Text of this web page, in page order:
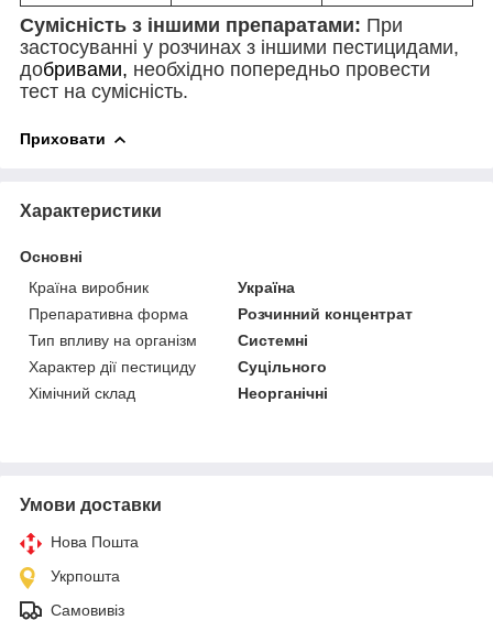
Сумісність з іншими препаратами: При
застосуванні у розчинах з іншими пестицидами,
добривами, необхідно попередньо провести
тест на сумісність.
Приховати
Характеристики
Основні
Країна виробник
Україна
Препаративна форма
Розчинний концентрат
Тип впливу на організм
Системні
Характер дії пестициду
Суцільного
Хімічний склад
Неорганічні
Умови доставки
Нова Пошта
Укрпошта
Самовивіз